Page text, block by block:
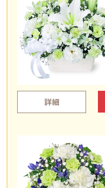
詳細